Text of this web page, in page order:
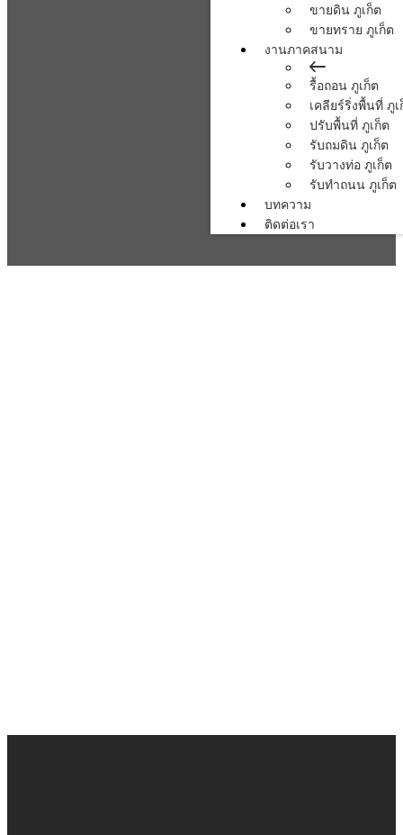
ขายดิน ภูเก็ต
ขายทราย ภูเก็ต
งานภาคสนาม
รื้อถอน ภูเก็ต
เคลียร์ริ่งพื้นที่ ภู
ปรับพื้นที่ ภูเก็ต
รับถมดิน ภูเก็ต
รับวางท่อ ภูเก็ต
รับทำถนน ภูเก็ต
บทความ
ติดต่อเรา